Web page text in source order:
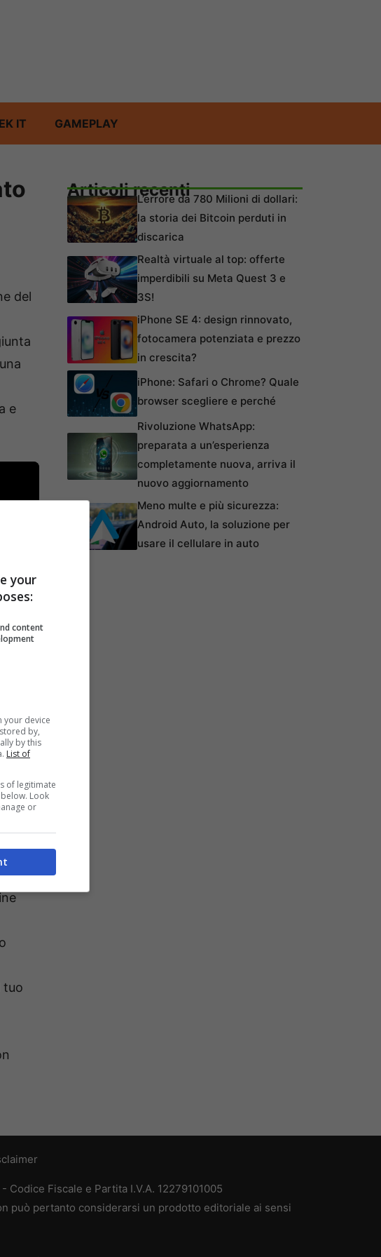
IT GAMEPLAY
del
e
tuo
Articoli recentiL’errore da 780 Milioni di dollari:
la storia dei Bitcoin perduti in
discarica
Realtà virtuale al top: offerte
imperdibili su Meta Quest 3 e
3S!
iPhone SE 4: design rinnovato,
fotocamera potenziata e prezzo
in crescita?
iPhone: Safari o Chrome? Quale
browser scegliere e perché
Rivoluzione WhatsApp:
preparata a un’esperienza
completamente nuova, arriva il
nuovo aggiornamento
Meno multe e più sicurezza:
Android Auto, la soluzione per
usare il cellulare in auto
Codice Fiscale e Partita I.V.A. 12279101005
può pertanto considerarsi un prodotto editoriale ai sensi
your
content
your device
by,
by this
List of
of legitimate
Look
or